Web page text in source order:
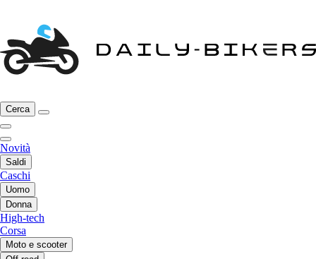
Cerca
Novità
Saldi
Caschi
Uomo
Donna
High-tech
Corsa
Moto e scooter